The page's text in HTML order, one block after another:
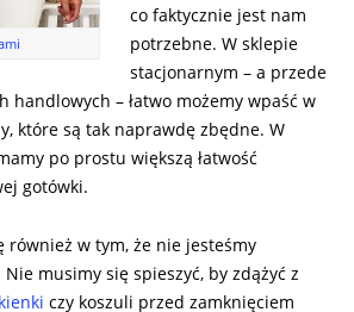
co faktycznie jest nam
potrzebne. W sklepie
stacjonarnym – a przede
handlowych – łatwo możemy wpaść w
które są tak naprawdę zbędne. W
po prostu większą łatwość
gotówki.
również w tym, że nie jesteśmy
musimy się spieszyć, by zdążyć z
czy koszuli przed zamknięciem